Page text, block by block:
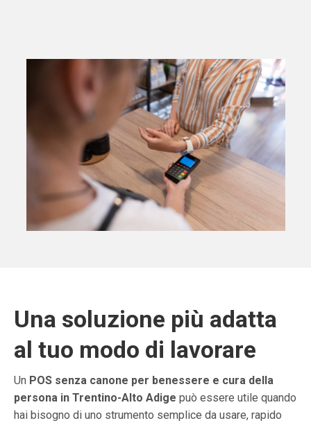
Una soluzione più adatta
al tuo modo di lavorare
Un POS senza canone per benessere e cura della
persona in Trentino-Alto Adige può essere utile quando
hai bisogno di uno strumento semplice da usare, rapido